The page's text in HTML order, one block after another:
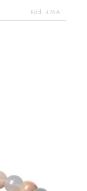
Kód: 476A